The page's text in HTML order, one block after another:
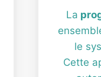
La
le
Cette